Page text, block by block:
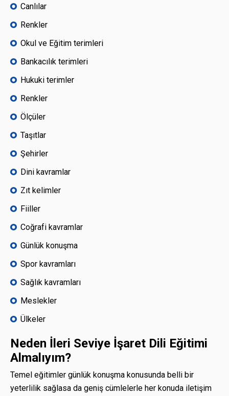
Canlılar
Renkler
Okul ve Eğitim terimleri
Bankacılık terimleri
Hukuki terimler
Renkler
Ölçüler
Taşıtlar
Şehirler
Dini kavramlar
Zıt kelimler
Fiiller
Coğrafi kavramlar
Günlük konuşma
Spor kavramları
Sağlık kavramları
Meslekler
Ülkeler
Neden İleri Seviye İşaret Dili Eğitimi
Almalıyım?
Temel eğitimler günlük konuşma konusunda belli bir
yeterlilik sağlasa da geniş cümlelerle her konuda iletişim